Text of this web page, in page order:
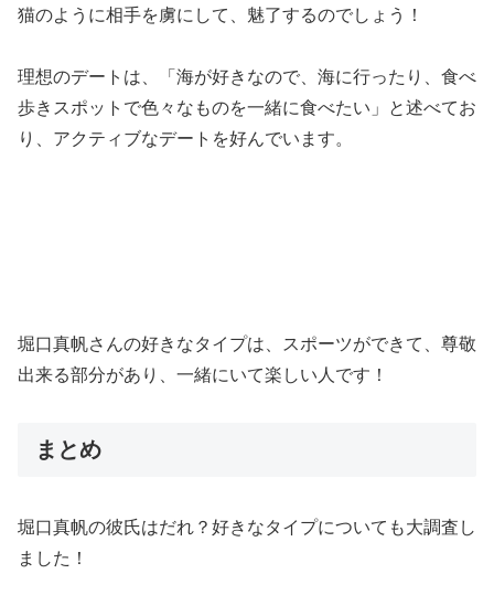
猫のように相手を虜にして、魅了するのでしょう！
理想のデートは、「海が好きなので、海に行ったり、食べ
歩きスポットで色々なものを一緒に食べたい」と述べてお
り、アクティブなデートを好んでいます。
堀口真帆さんの好きなタイプは、スポーツができて、尊敬
出来る部分があり、一緒にいて楽しい人です！
まとめ
堀口真帆の彼氏はだれ？好きなタイプについても大調査し
ました！